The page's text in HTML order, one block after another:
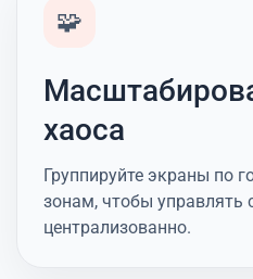
🧩
хаоса
Группируйте экраны по
зонам, чтобы управлять
централизованно.